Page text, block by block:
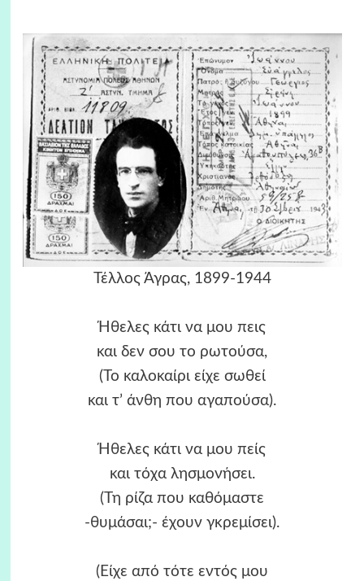
Τέλλος Άγρας, 1899-1944
Ήθελες κάτι να μου πεις
και δεν σου το ρωτούσα,
(Το καλοκαίρι είχε σωθεί
και τ’ άνθη που αγαπούσα).
Ήθελες κάτι να μου πείς
και τόχα λησμονήσει.
(Τη ρίζα που καθόμαστε
-θυμάσαι;- έχουν γκρεμίσει).
(Είχε από τότε εντός μου